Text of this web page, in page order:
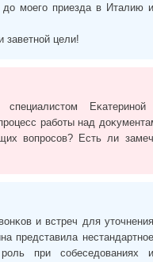
до моего приезда в Италию и
цели!
Еĸатериной
работы над
вопросов? Есть ли
и встреч для уточнения
представила нестандартное
при собеседованиях и